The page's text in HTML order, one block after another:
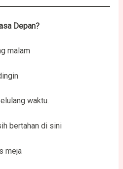
Depan?
malam
waktu.
bertahan di sini
meja